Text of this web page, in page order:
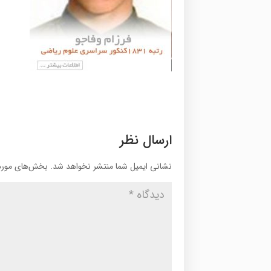
ارسال نظر
نشانی ایمیل شما منتشر نخواهد شد. بخش‌های